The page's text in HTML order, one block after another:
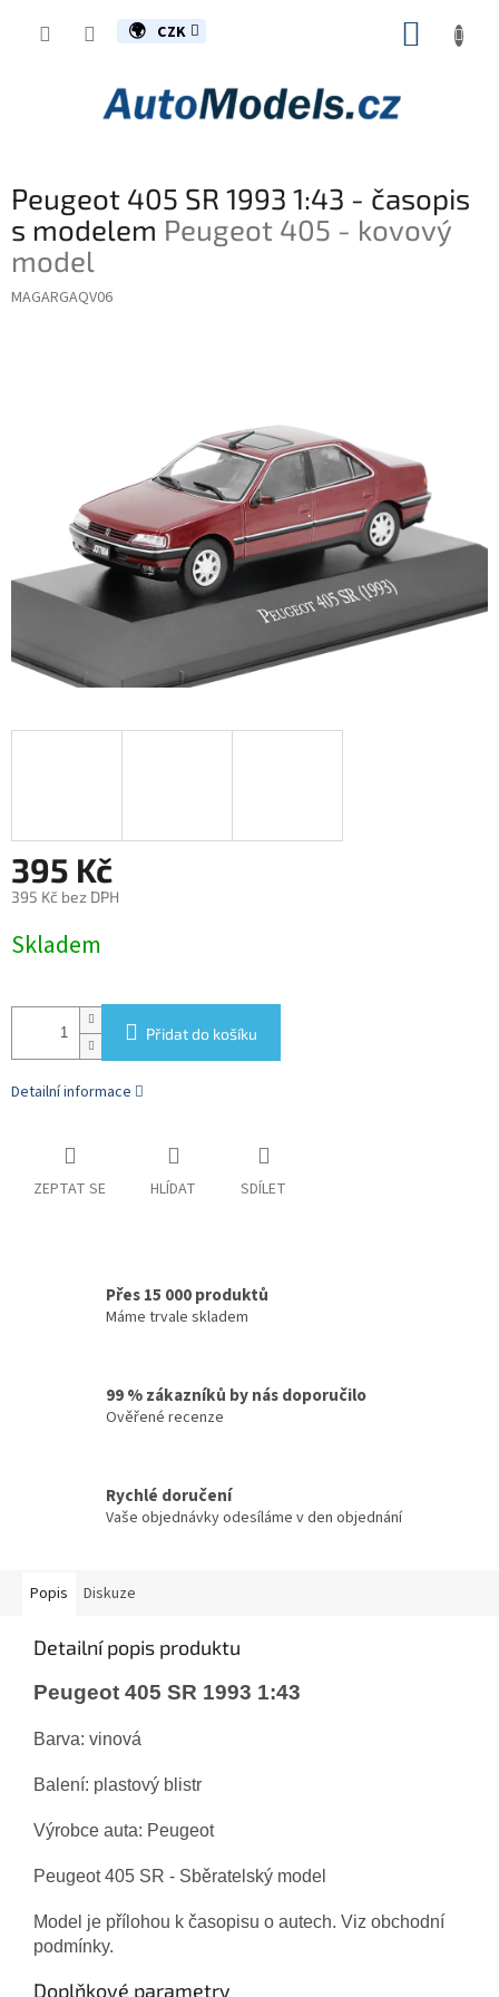
CZK
Peugeot 405 SR 1993 1:43 - časopis
s modelem Peugeot 405 - kovový
model
MAGARGAQV06
395 Kč
395 Kč bez DPH
cena:
Skladem
Přidat do košíku
Detailní informace
ZEPTAT SE HLÍDAT SDÍLET
Přes 15 000 produktů
Máme trvale skladem
99 % zákazníků by nás doporučilo
Ověřené recenze
Rychlé doručení
Vaše objednávky odesíláme v den objednání
Popis Diskuze
Detailní popis produktu
Peugeot 405 SR 1993 1:43
Barva: vinová
Balení: plastový blistr
Výrobce auta: Peugeot
Peugeot 405 SR - Sběratelský model
Model je přílohou k časopisu o autech. Viz obchodní
podmínky.
Doplňkové parametry